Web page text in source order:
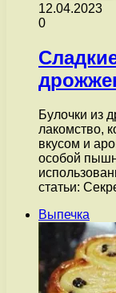
12.04.2023
0
Булочки из
лакомство,
вкусом и
особой
статьи:
Выпечка